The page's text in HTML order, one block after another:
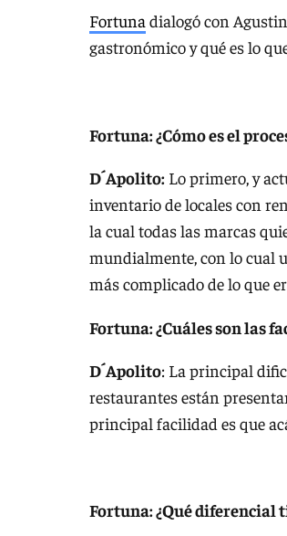
Fortuna dialogó con
gastronómico y qué es lo
Fortuna: ¿Cómo es el
D´Apolito: Lo primero, y
inventario de locales con
la cual todas las marcas
mundialmente, con lo cual
más complicado de lo que
Fortuna: ¿Cuáles son las
D´Apolito: La principal
restaurantes están
principal facilidad es que
Fortuna: ¿Qué diferencial